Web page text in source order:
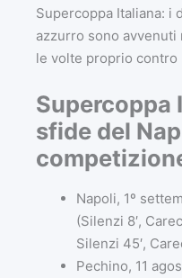
Supercoppa Italiana: i
azzurro sono avvenuti
le volte proprio contro
Supercoppa
sfide del
Napoli, 1º
(Silenzi 8′,
Silenzi 45′,
Pechino, 11